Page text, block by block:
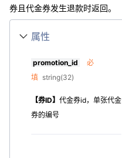
券且代金券发生退款时返回。
属性
promotion_id
必
填 string(32)
【券ID】 代金券id，单张代金
券的编号